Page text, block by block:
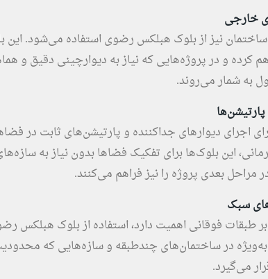
خارجی
نیز از بلوک هبلکس رضوی استفاده می‌شود. این
کرده و در پروژه‌هایی که نیاز به دیوارچینی دقیق و
به شمار می‌روند.
اجرای دیوارهای جداکننده و پارتیشن‌های ثابت در
این بلوک‌ها برای تفکیک فضاها بدون نیاز به
مراحل بعدی پروژه را نیز فراهم می‌کنند.
سبک
طبقات فوقانی اهمیت دارد، استفاده از بلوک هبلکس
به‌ویژه در ساختمان‌های چندطبقه و سازه‌هایی که
می‌گیرد.